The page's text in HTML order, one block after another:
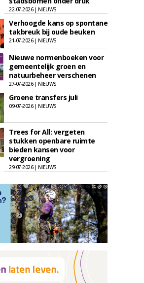
22-07-2026 | NIEUWS
Verhoogde kans op spontane
takbreuk bij oude beuken
21-07-2026 | NIEUWS
Nieuwe normenboeken voor
gemeentelijk groen en
natuurbeheer verschenen
27-07-2026 | NIEUWS
Groene transfers juli
09-07-2026 | NIEUWS
Trees for All: vergeten
stukken openbare ruimte
bieden kansen voor
vergroening
29-07-2026 | NIEUWS